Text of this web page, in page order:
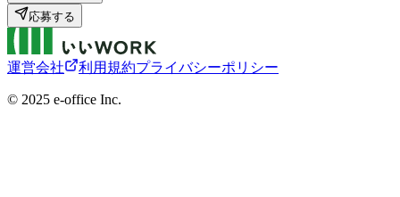
応募する
運営会社 利用規約プライバシーポリシー
©︎ 2025 e-office Inc.